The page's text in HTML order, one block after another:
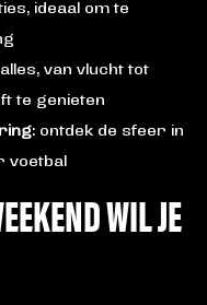
ideaal om te
van vlucht tot
te genieten
: ontdek de sfeer in
voetbal
WIL JE